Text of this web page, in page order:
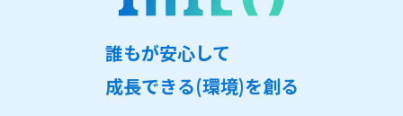
誰もが安心して
成長できる(環境)を創る